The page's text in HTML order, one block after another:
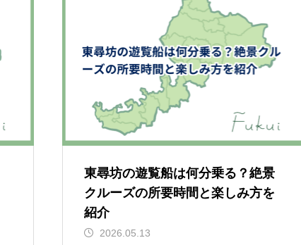
東尋坊の遊覧船は何分乗る？絶景
クルーズの所要時間と楽しみ方を
紹介
2026.05.13